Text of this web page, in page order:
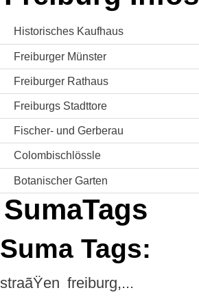
Historisches Kaufhaus
Freiburger Münster
Freiburger Rathaus
Freiburgs Stadttore
Fischer- und Gerberau
Colombischlössle
Botanischer Garten
SumaTags
Suma Tags:
straãŸen freiburg,...